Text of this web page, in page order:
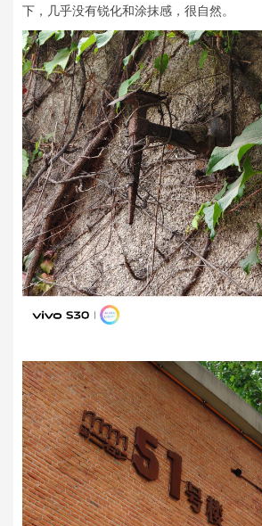
下，几乎没有锐化和涂抹感，很自然。